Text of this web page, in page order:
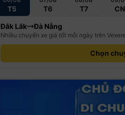
T5 T6 T7 CN
Đắk Lắk Đà Nẵng
Nhiều chuyến xe giá tốt mỗi ngày trên Vexere
Chọn